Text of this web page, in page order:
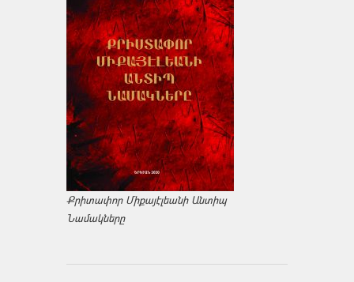
Քրիտափոր Միքայէլեանի Անտիպ
Նամակները